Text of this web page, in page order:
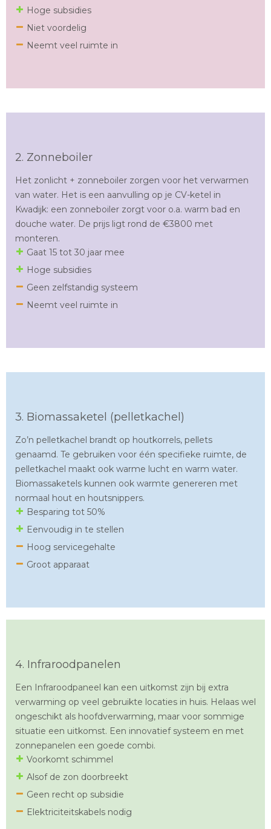
Hoge subsidies
Niet voordelig
Neemt veel ruimte in
2. Zonneboiler
Het zonlicht + zonneboiler zorgen voor het verwarmen
van water. Het is een aanvulling op je CV-ketel in
Kwadijk: een zonneboiler zorgt voor o.a. warm bad en
douche water. De prijs ligt rond de €3800 met
monteren.
Gaat 15 tot 30 jaar mee
Hoge subsidies
Geen zelfstandig systeem
Neemt veel ruimte in
3. Biomassaketel (pelletkachel)
Zo’n pelletkachel brandt op houtkorrels, pellets
genaamd. Te gebruiken voor één specifieke ruimte, de
pelletkachel maakt ook warme lucht en warm water.
Biomassaketels kunnen ook warmte genereren met
normaal hout en houtsnippers.
Besparing tot 50%
Eenvoudig in te stellen
Hoog servicegehalte
Groot apparaat
4. Infraroodpanelen
Een Infraroodpaneel kan een uitkomst zijn bij extra
verwarming op veel gebruikte locaties in huis. Helaas wel
ongeschikt als hoofdverwarming, maar voor sommige
situatie een uitkomst. Een innovatief systeem en met
zonnepanelen een goede combi.
Voorkomt schimmel
Alsof de zon doorbreekt
Geen recht op subsidie
Elektriciteitskabels nodig